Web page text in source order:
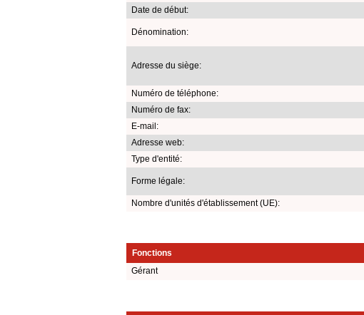
Date de début:
Dénomination:
Adresse du siège:
Numéro de téléphone:
Numéro de fax:
E-mail:
Adresse web:
Type d'entité:
Forme légale:
Nombre d'unités d'établissement (UE):
Fonctions
Gérant